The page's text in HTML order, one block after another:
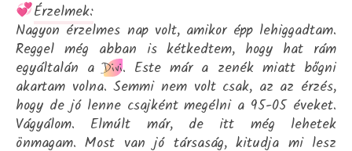
Érzelmek:
Nagyon érzelmes nap volt, amikor épp lehiggadtam.
Reggel még abban is kétkedtem, hogy hat rám
egyáltalán aDivi. Este már a zenék miatt bőgni
akartam volna. Semmi nem volt csak, az az érzés,
hogy de jó lenne csajként megélni a 95-05 éveket.
Vágyálom. Elmúlt már, de itt még lehetek
önmagam. Most van jó társaság, kitudja mi lesz